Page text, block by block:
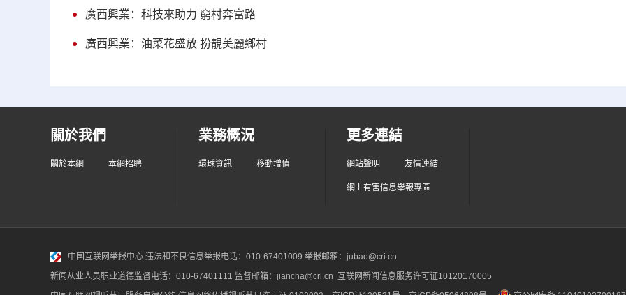
廣西興業：科技來助力 窮村奔富路
廣西興業：油菜花盛放 扮靚美麗鄉村
關於我們
關於本網 本網招聘
業務概況
環球資訊 移動增值
更多連結
網站聲明 友情連結
網上有害信息舉報專區
中国互联网举报中心 违法和不良信息举报电话：010-67401009 举报邮箱：jubao@cri.cn
新闻从业人员职业道德监督电话：010-67401111 监督邮箱：jiancha@cri.cn 互联网新闻信息服务许可证10120170005